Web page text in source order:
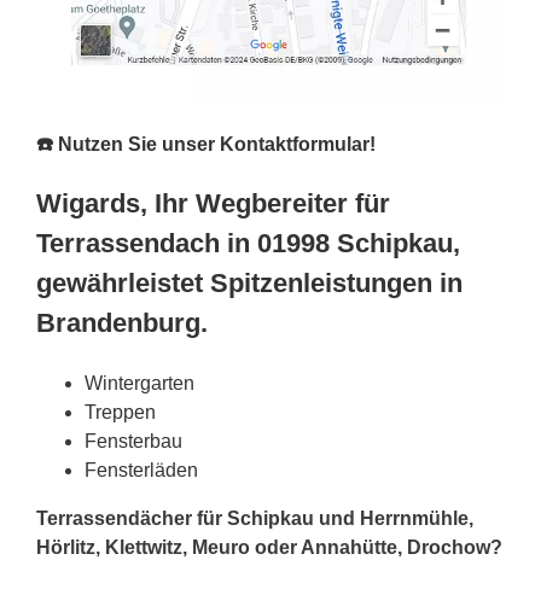
☎️ Nutzen Sie unser Kontaktformular!
Wigards, Ihr Wegbereiter für
Terrassendach in 01998 Schipkau,
gewährleistet Spitzenleistungen in
Brandenburg.
Wintergarten
Treppen
Fensterbau
Fensterläden
Terrassendächer für Schipkau und Herrnmühle,
Hörlitz, Klettwitz, Meuro oder Annahütte, Drochow?